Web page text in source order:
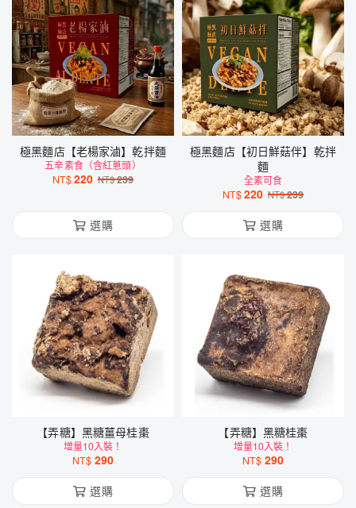
極黑麵店【老楊家滷】乾拌麵
五辛素食（含紅蔥頭）
NT$220 NT$239
選購
極黑麵店【初日鮮菇伴】乾拌
麵
全素可食
NT$220 NT$239
選購
【弄糖】黑糖薑母桂棗
增量10入裝！
NT$ 290
選購
【弄糖】黑糖桂棗
增量10入裝！
NT$ 290
選購